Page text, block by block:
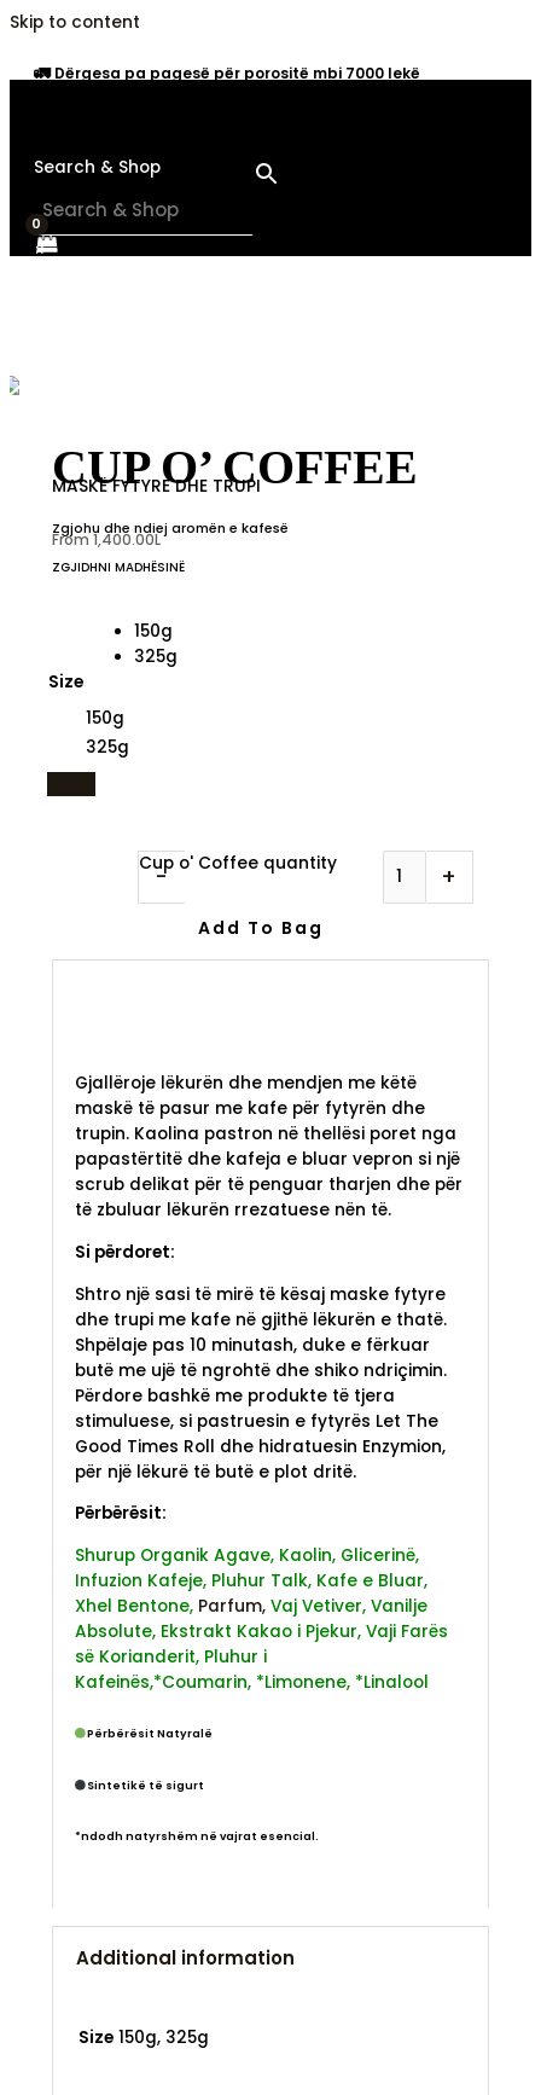
Skip to content
🚛Dërgesa pa pagesë për porositë mbi 7000 lekë
Search & Shop
×
CUP O’ COFFEE
From1,400.00L
MASKË FYTYRE DHE TRUPI
Zgjohu dhe ndiej aromën e kafesë
ZGJIDHNI MADHËSINË
Size
150g
325g
150g
325g
-
Cup o' Coffee quantity +
Add To Bag
Gjallëroje lëkurën dhe mendjen me këtë
maskë të pasur me kafe për fytyrën dhe
trupin. Kaolina pastron në thellësi poret nga
papastërtitë dhe kafeja e bluar vepron si një
scrub delikat për të penguar tharjen dhe për
të zbuluar lëkurën rrezatuese nën të.
Si përdoret:
Shtro një sasi të mirë të kësaj maske fytyre
dhe trupi me kafe në gjithë lëkurën e thatë.
Shpëlaje pas 10 minutash, duke e fërkuar
butë me ujë të ngrohtë dhe shiko ndriçimin.
Përdore bashkë me produkte të tjera
stimuluese, si pastruesin e fytyrës Let The
Good Times Roll dhe hidratuesin Enzymion,
për një lëkurë të butë e plot dritë.
Përbërësit:
Shurup Organik Agave, Kaolin, Glicerinë,
Infuzion Kafeje, Pluhur Talk,Kafe e Bluar,
Xhel Bentone,Parfum, Vaj Vetiver,Vanilje
Absolute,Ekstrakt Kakao i Pjekur,Vaji Farës
së Korianderit,Pluhur i
Kafeinës,*Coumarin, *Limonene, *Linalool
Përbërësit Natyralë
Sintetikë të sigurt
*ndodh natyrshëm në vajrat esencial.
Additional information
Size 150g, 325g